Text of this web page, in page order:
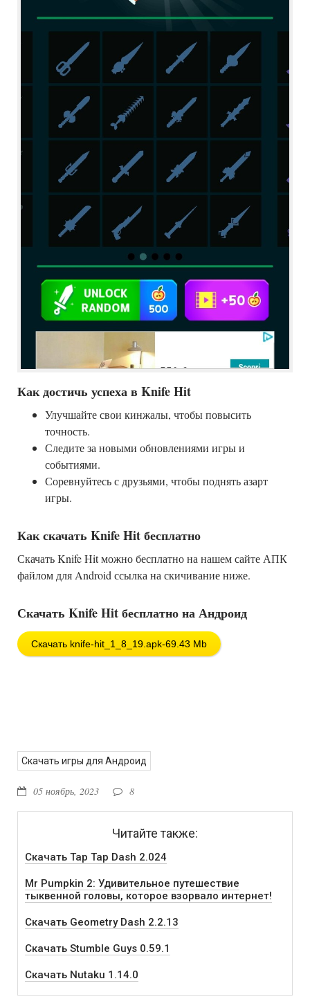
Как достичь успеха в Knife Hit
Улучшайте свои кинжалы, чтобы повысить
точность.
Следите за новыми обновлениями игры и
событиями.
Соревнуйтесь с друзьями, чтобы поднять азарт
игры.
Как скачать Knife Hit бесплатно
Скачать Knife Hit можно бесплатно на нашем сайте АПК
файлом для Android ссылка на скичивание ниже.
Скачать Knife Hit бесплатно на Андроид
Скачать knife-hit_1_8_19.apk-69.43 Mb
Скачать игры для Андроид
05 ноябрь, 2023 8
Читайте также:
Скачать Tap Tap Dash 2.024
Mr Pumpkin 2: Удивительное путешествие
тыквенной головы, которое взорвало интернет!
Скачать Geometry Dash 2.2.13
Скачать Stumble Guys 0.59.1
Скачать Nutaku 1.14.0